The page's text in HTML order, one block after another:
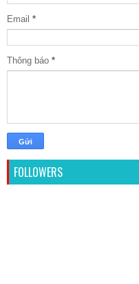
Email *
Thông báo *
FOLLOWERS